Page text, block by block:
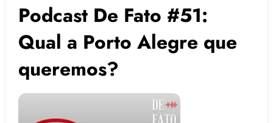
Podcast De Fato #51:
Qual a Porto Alegre que
queremos?